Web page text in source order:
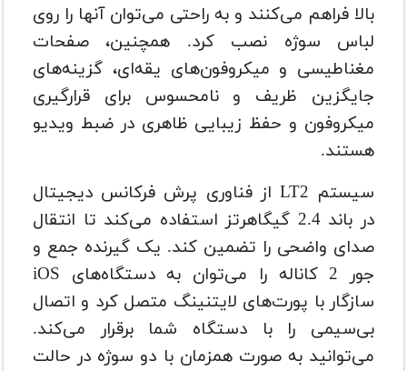
بالا فراهم می‌کنند و به راحتی می‌توان آنها را روی
لباس سوژه نصب کرد. همچنین، صفحات
مغناطیسی و میکروفون‌های یقه‌ای، گزینه‌های
جایگزین ظریف و نامحسوس برای قرارگیری
میکروفون و حفظ زیبایی ظاهری در ضبط ویدیو
هستند.
سیستم LT2 از فناوری پرش فرکانس دیجیتال
در باند 2.4 گیگاهرتز استفاده می‌کند تا انتقال
صدای واضحی را تضمین کند. یک گیرنده جمع و
جور 2 کاناله را می‌توان به دستگاه‌های iOS
سازگار با پورت‌های لایتنینگ متصل کرد و اتصال
بی‌سیمی را با دستگاه شما برقرار می‌کند.
می‌توانید به صورت همزمان با دو سوژه در حالت